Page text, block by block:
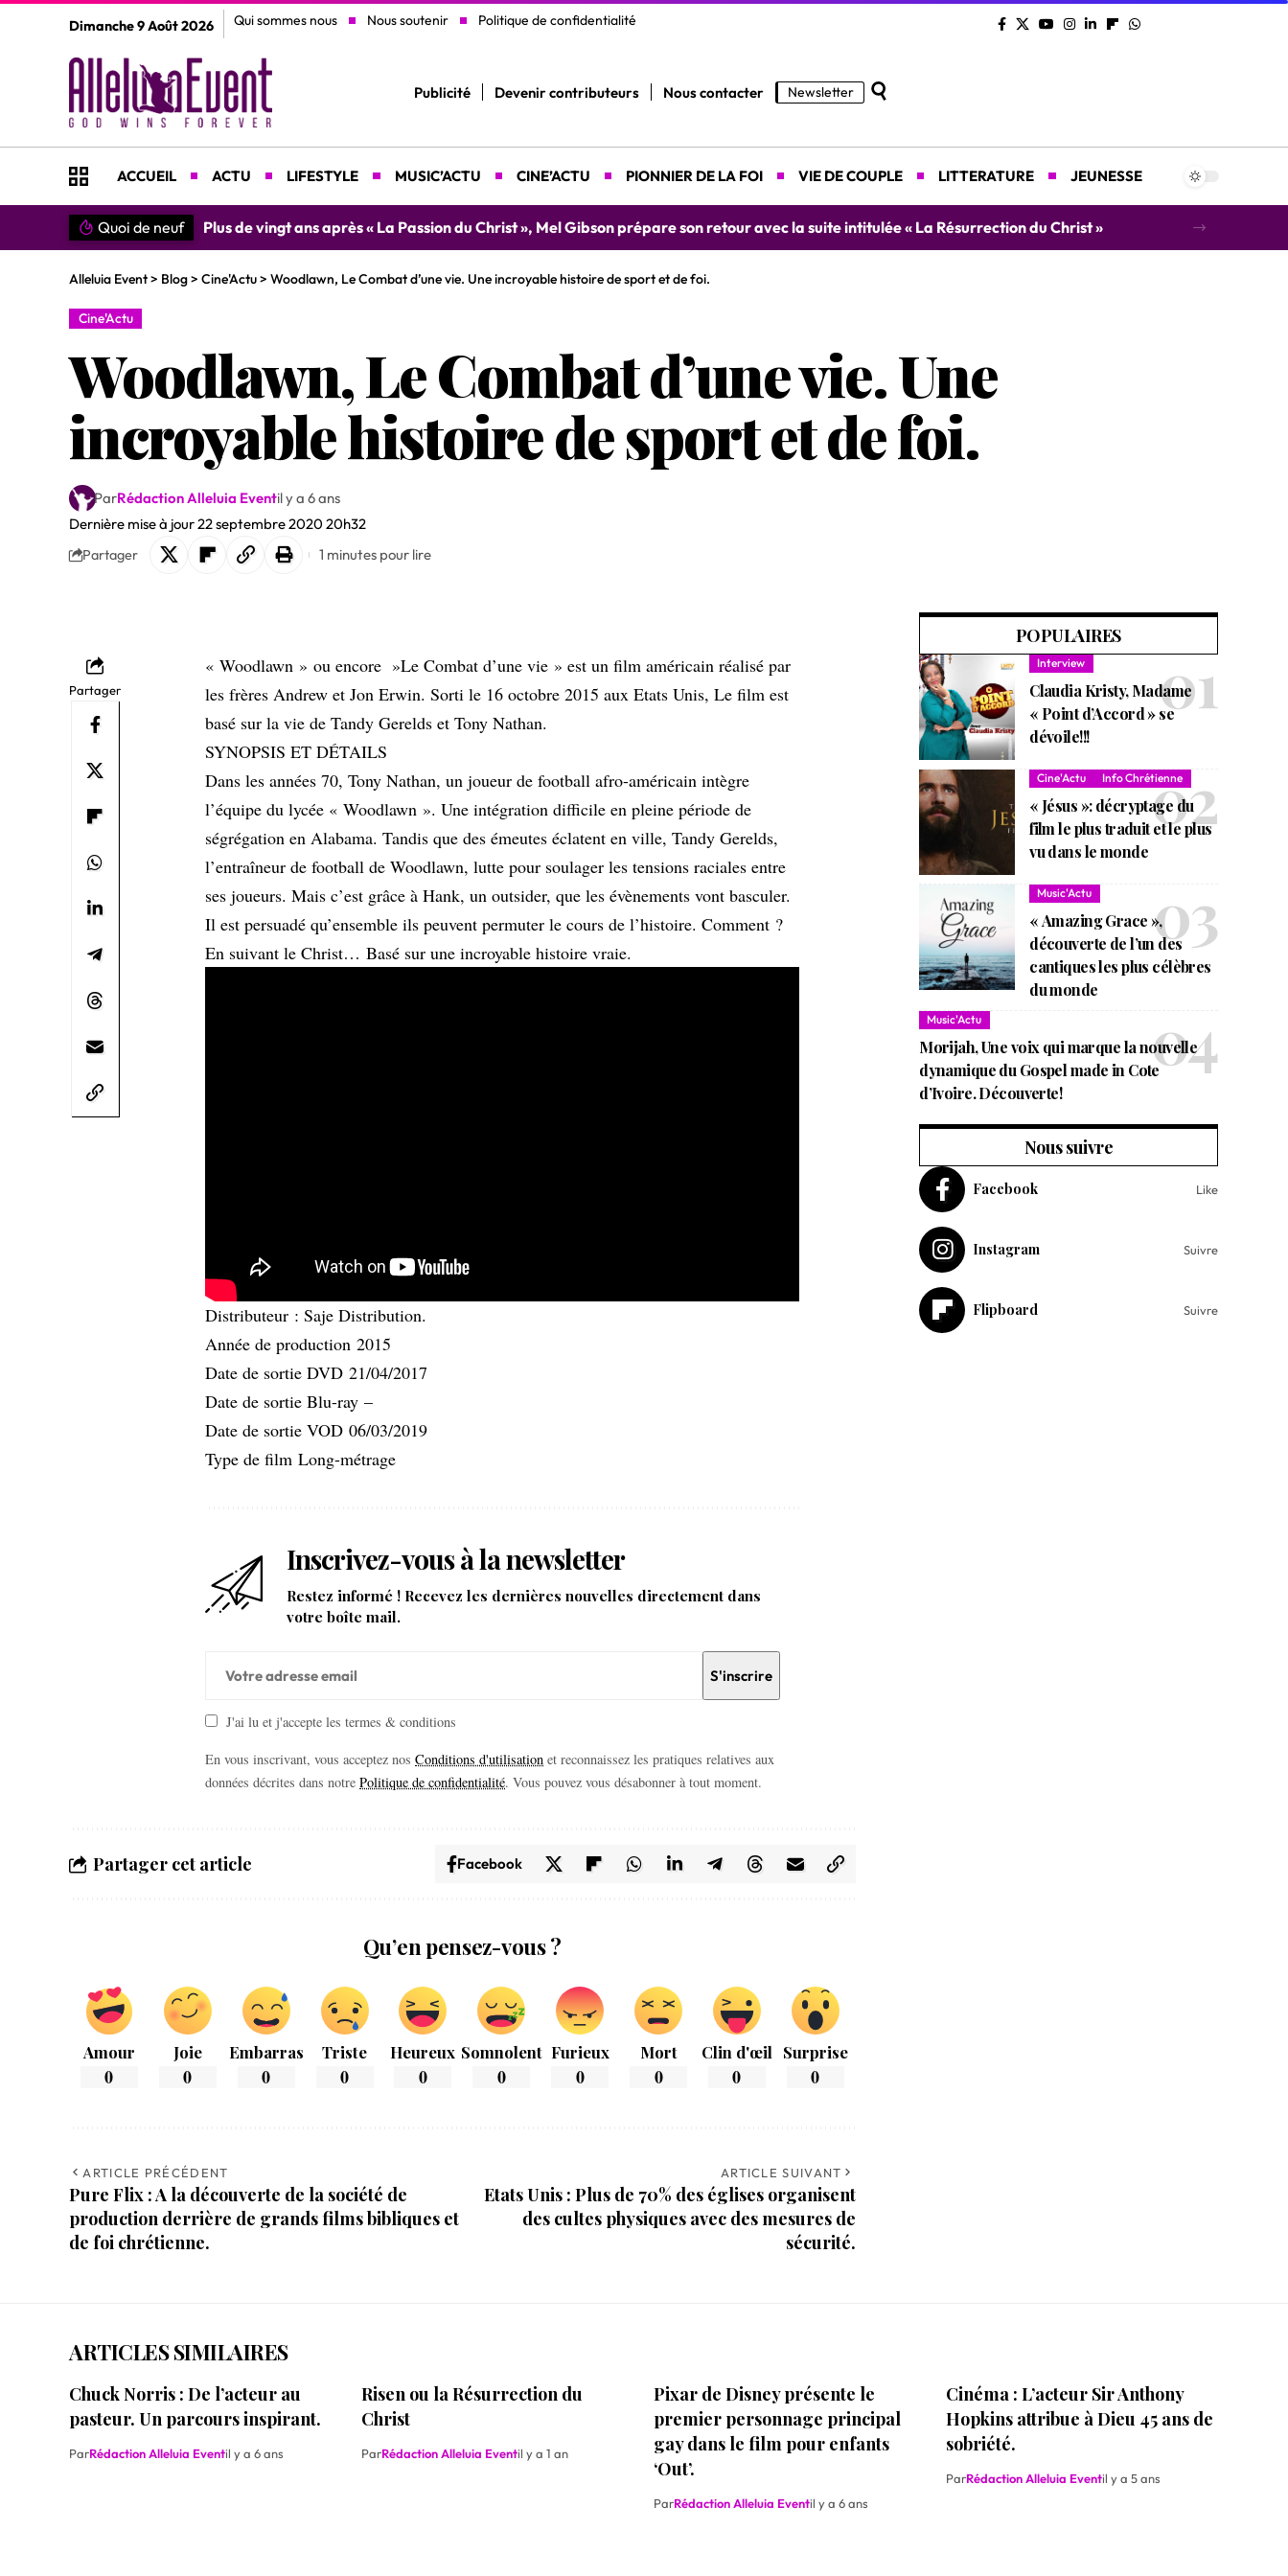
Dimanche 9 Août 2026 Qui sommes nous Nous soutenir Politique de confidentialité
Publicité Devenir contributeurs Nous contacter Newsletter
ACCUEIL ACTU LIFESTYLE MUSIC’ACTU CINE’ACTU PIONNIER DE LA FOI VIE DE COUPLE LITTERATURE JEUNESSE
Quoi de neuf
du Christ » »SIMPLEMENT MERCI » : Chantre Lyah donne rendez-vous le 9 août prochain à Abidjan pour un concert caritatif au profit des orphelins
Alleluia Event> Blog> Cine'Actu> Woodlawn, Le Combat d’une vie. Une incroyable histoire de sport et de foi.
Cine'Actu
Woodlawn, Le Combat d’une vie. Une
incroyable histoire de sport et de foi.
Dernière mise à jour 22 septembre 2020 20h32
ParRédaction Alleluia Eventil y a 6 ans
Partager 1 minutes pour lire
Partager
« Woodlawn » ou encore »Le Combat d’une vie » est un film américain réalisé par
les frères Andrew et Jon Erwin. Sorti le 16 octobre 2015 aux Etats Unis, Le film est
basé sur la vie de Tandy Gerelds et Tony Nathan.
SYNOPSIS ET DÉTAILS
Dans les années 70, Tony Nathan, un joueur de football afro-américain intègre
l’équipe du lycée « Woodlawn ». Une intégration difficile en pleine période de
ségrégation en Alabama. Tandis que des émeutes éclatent en ville, Tandy Gerelds,
l’entraîneur de football de Woodlawn, lutte pour soulager les tensions raciales entre
ses joueurs. Mais c’est grâce à Hank, un outsider, que les évènements vont basculer.
Il est persuadé qu’ensemble ils peuvent permuter le cours de l’histoire. Comment ?
En suivant le Christ… Basé sur une incroyable histoire vraie.
Distributeur : Saje Distribution.
Année de production 2015
Date de sortie DVD 21/04/2017
Date de sortie Blu-ray –
Date de sortie VOD 06/03/2019
Type de film Long-métrage
Inscrivez-vous à la newsletter
Restez informé ! Recevez les dernières nouvelles directement dans
votre boîte mail.
J'ai lu et j'accepte les termes & conditions
En vous inscrivant, vous acceptez nosConditions d'utilisation et reconnaissez les pratiques relatives aux
données décrites dans notrePolitique de confidentialité. Vous pouvez vous désabonner à tout moment.
Partager cet article Facebook
Qu’en pensez-vous ?
Amour
0
Joie
0
Embarras
0
Triste
0
Heureux
0
Somnolent
0
Furieux
0
Mort
0
Clin d'œil
0
Surprise
0
ARTICLE PRÉCÉDENT
Pure Flix : A la découverte de la société de
production derrière de grands films bibliques et
de foi chrétienne.
ARTICLE SUIVANT
Etats Unis : Plus de 70% des églises organisent
des cultes physiques avec des mesures de
sécurité.
POPULAIRES
Interview
Claudia Kristy, Madame
« Point d’Accord » se
dévoile!!!
Cine'Actu Info Chrétienne
« Jésus »: décryptage du
film le plus traduit et le plus
vu dans le monde
Music'Actu
« Amazing Grace »,
découverte de l’un des
cantiques les plus célèbres
du monde
Music'Actu
Morijah, Une voix qui marque la nouvelle
dynamique du Gospel made in Cote
d’Ivoire. Découverte!
Nous suivre
Facebook Like
Instagram Suivre
Flipboard Suivre
ARTICLES SIMILAIRES
Chuck Norris : De l’acteur au
pasteur. Un parcours inspirant.
ParRédaction Alleluia Eventil y a 6 ans
Risen ou la Résurrection du
Christ
ParRédaction Alleluia Eventil y a 1 an
Pixar de Disney présente le
premier personnage principal
gay dans le film pour enfants
‘Out’.
ParRédaction Alleluia Eventil y a 6 ans
Cinéma : L’acteur Sir Anthony
Hopkins attribue à Dieu 45 ans de
sobriété.
ParRédaction Alleluia Eventil y a 5 ans